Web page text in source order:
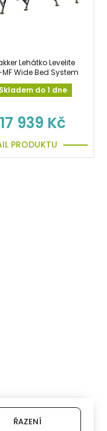
Lehátko Levelite
MF Wide Bed System
Skladem do 1 dne
17 939 Kč
PRODUKTU
ŘAZENÍ